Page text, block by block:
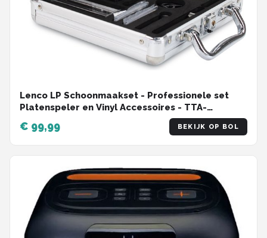
Lenco LP Schoonmaakset - Professionele set
Platenspeler en Vinyl Accessoires - TTA-
€ 99,99 BEKIJK OP BOL